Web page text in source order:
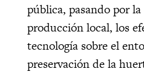
pública, pasando por
producción local, los
tecnología sobre el
preservación de la